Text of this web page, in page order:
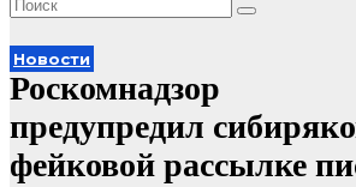
Новости
Роскомнадзор
предупредил
фейковой рассылке